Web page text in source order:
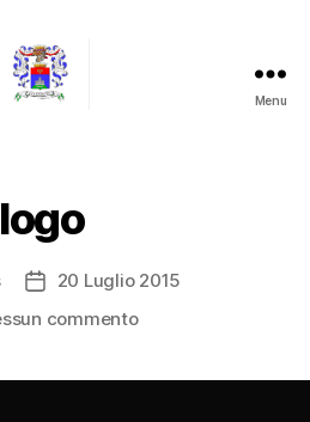
Menu
logo
Data
dell'articolo
20 Luglio 2015
commentosu